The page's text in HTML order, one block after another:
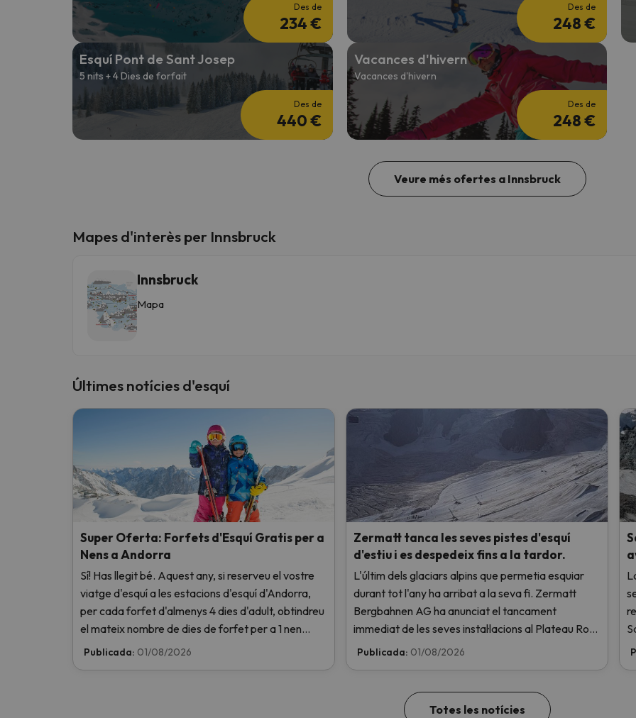
Des de
234 €
Des de
248 €
Esquí Pont de Sant Josep
5 nits + 4 Dies de forfait
Des de
440 €
Vacances d'hivern
Vacances d'hivern
Des de
248 €
Veure més ofertes a Innsbruck
Mapes d'interès per Innsbruck
Innsbruck
Mapa
Últimes notícies d'esquí
Super Oferta: Forfets d'Esquí Gratis per a
Nens a Andorra
Sí! Has llegit bé. Aquest any, si reserveu el vostre
viatge d'esquí a les estacions d'esquí d'Andorra,
per cada forfet d'almenys 4 dies d'adult, obtindreu
el mateix nombre de dies de forfet per a 1 nen
totalment GRATIS. Entra i informa't aquí.
Publicada: 01/08/2026
Zermatt tanca les seves pistes d'esquí
d'estiu i es despedeix fins a la tardor.
L'últim dels glaciars alpins que permetia esquiar
durant tot l'any ha arribat a la seva fi. Zermatt
Bergbahnen AG ha anunciat el tancament
immediat de les seves instal·lacions al Plateau Rosa
a causa de les altes temperatures, sense ni tan sols
Publicada: 01/08/2026
Totes les notícies